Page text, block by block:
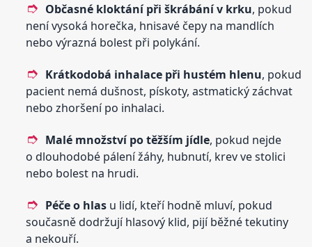
Občasné kloktání při škrábání v krku, pokud
není vysoká horečka, hnisavé čepy na mandlích
nebo výrazná bolest při polykání.
Krátkodobá inhalace při hustém hlenu, pokud
pacient nemá dušnost, pískoty, astmatický záchvat
nebo zhoršení po inhalaci.
Malé množství po těžším jídle, pokud nejde
o dlouhodobé pálení žáhy, hubnutí, krev ve stolici
nebo bolest na hrudi.
Péče o hlas u lidí, kteří hodně mluví, pokud
současně dodržují hlasový klid, pijí běžné tekutiny
a nekouří.